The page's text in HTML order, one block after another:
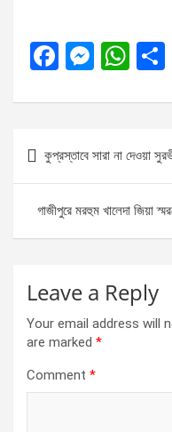
F
ce
o
o
k
M
se
g
er
W
at
A
p
Post
navigation
কুপ্রস্তাবে সারা না দেওয়া
গাজীপুরে মরহুম খালেদা জিয়া
Leave a Reply
Your email address will
are marked *
Comment *